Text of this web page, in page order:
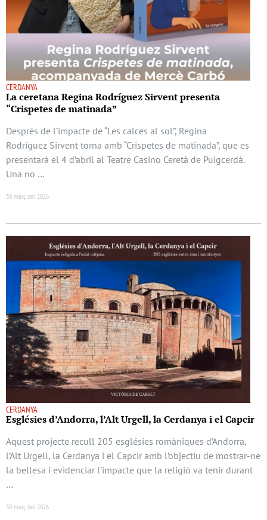
CERDANYA
La ceretana Regina Rodríguez Sirvent presenta
“Crispetes de matinada”
Després de l’impacte de “Les calces al sol”, Regina
Rodríguez Sirvent torna amb “Crispetes de matinada”, que es
presentarà el 4 d’abril al Teatre Casino Ceretà de Puigcerdà.
Una no …
30 març del 2026
CERDANYA
Esglésies d’Andorra, l’Alt Urgell, la Cerdanya i el Capcir
Aquest projecte recull 205 esglésies romàniques d’Andorra,
l’Alt Urgell, la Cerdanya i el Capcir amb l’objectiu de mostrar-ne
la bellesa i evidenciar l’impacte que la religió va tenir durant
…
30 març del 2026